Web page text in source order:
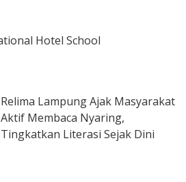
Relima Lampung Ajak Masyarakat
Aktif Membaca Nyaring,
Tingkatkan Literasi Sejak Dini